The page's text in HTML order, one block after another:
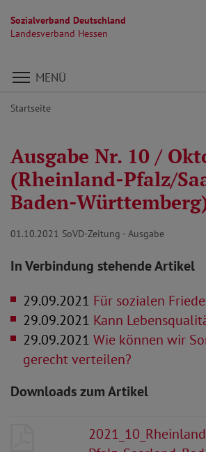
Sozialverband Deutschland
Landesverband Hessen
Direkt zu den Inhalten springen
MENÜ
Startseite
Ausgabe Nr. 10 /
(Rheinland-Pfalz/
Baden-
01.10.2021 SoVD-Zeitung - Ausgabe
In Verbindung stehende Artikel
29.09.2021 Für sozialen
29.09.2021 Kann
29.09.2021 Wie können wir
gerecht verteilen?
Downloads zum Artikel